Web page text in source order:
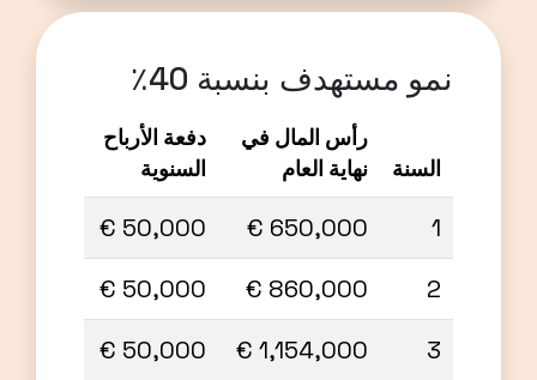
نمو مستهدف بنسبة 40٪
السنة
رأس المال في
نهاية العام
دفعة الأرباح
السنوية
1
650,000 €
50,000 €
2
860,000 €
50,000 €
3
1,154,000 €
50,000 €